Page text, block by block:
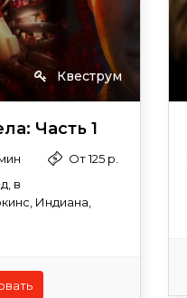
Квеструм
Часть 1
От 125 р.
в
Индиана,